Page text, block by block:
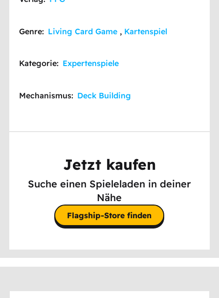
Genre: Living Card Game , Kartenspiel
Kategorie: Expertenspiele
Mechanismus: Deck Building
Jetzt kaufen
Suche einen Spieleladen in deiner
Nähe
Flagship-Store finden